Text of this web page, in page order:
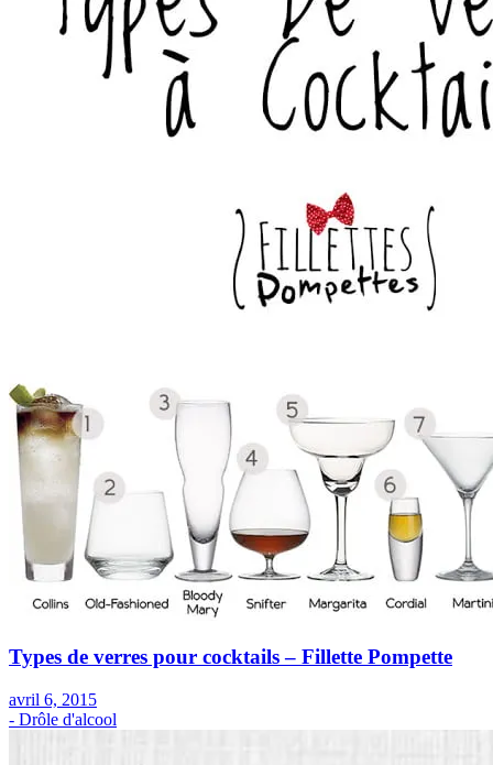
Types de verres pour cocktails – Fillette Pompette
avril 6, 2015
- Drôle d'alcool